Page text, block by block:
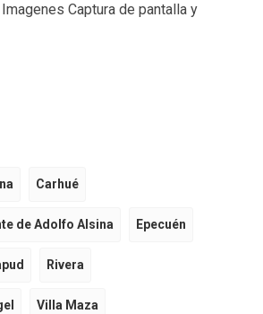
Captura de pantalla y
Carhué
de Adolfo Alsina Epecuén
Rivera
Villa Maza